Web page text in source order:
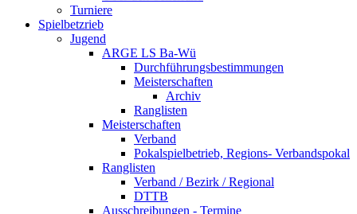
Turniere
Spielbetzrieb
Jugend
ARGE LS Ba-Wü
Durchführungsbestimmungen
Meisterschaften
Archiv
Ranglisten
Meisterschaften
Verband
Pokalspielbetrieb, Regions- Verbandspokal
Ranglisten
Verband / Bezirk / Regional
DTTB
Ausschreibungen - Termine